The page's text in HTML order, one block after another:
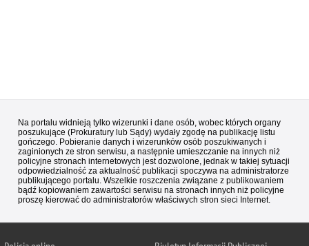
Na portalu widnieją tylko wizerunki i dane osób, wobec których organy
poszukujące (Prokuratury lub Sądy) wydały zgodę na publikację listu
gończego. Pobieranie danych i wizerunków osób poszukiwanych i
zaginionych ze stron serwisu, a następnie umieszczanie na innych niż
policyjne stronach internetowych jest dozwolone, jednak w takiej sytuacji
odpowiedzialność za aktualność publikacji spoczywa na administratorze
publikującego portalu. Wszelkie roszczenia związane z publikowaniem
bądź kopiowaniem zawartości serwisu na stronach innych niż policyjne
proszę kierować do administratorów właściwych stron sieci Internet.